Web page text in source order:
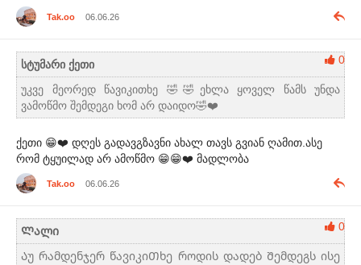
Tak.oo 06.06.26
0
სტუმარი ქეთი
უკვე მეორედ წავიკითხე 🤣🤣ეხლა ყოველ წამს უნდა
ვამოწმო შემდეგი ხომ არ დაიდო🤣❤️
ქეთი 😁❤️ დღეს გადავგზავნი ახალ თავს გვიან ღამით.ასე
რომ ტყუილად არ ამოწმო 😁😁❤️ მადლობა
Tak.oo 06.06.26
0
Ლალი
Აუ რამდენჯერ წავიკიᲗხე როდის დადებ Შემდეგს ისე